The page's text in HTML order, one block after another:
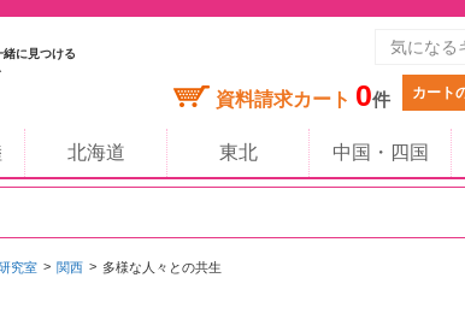
に見つける
資料請求カート 0件 カート
北海道 東北 中国・四国
究室 関西 多様な人々との共生